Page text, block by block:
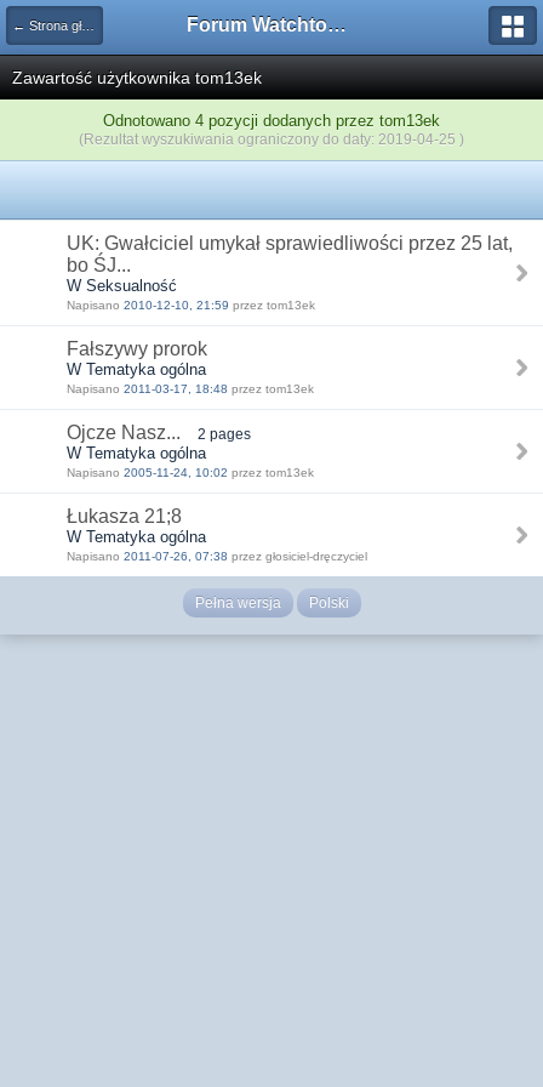
← Strona główna Forum Watchtower
Zawartość użytkownika tom13ek
Odnotowano 4 pozycji dodanych przez tom13ek
(Rezultat wyszukiwania ograniczony do daty: 2019-04-25 )
UK: Gwałciciel umykał sprawiedliwości przez 25 lat,
bo ŚJ...
W Seksualność
Napisano 2010-12-10, 21:59 przez tom13ek
Fałszywy prorok
W Tematyka ogólna
Napisano 2011-03-17, 18:48 przez tom13ek
Ojcze Nasz... 2 pages
W Tematyka ogólna
Napisano 2005-11-24, 10:02 przez tom13ek
Łukasza 21;8
W Tematyka ogólna
Napisano 2011-07-26, 07:38 przez głosiciel-dręczyciel
Pełna wersja Polski